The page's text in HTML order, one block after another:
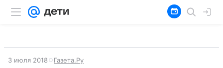
3 июля 2018 Газета.Ру